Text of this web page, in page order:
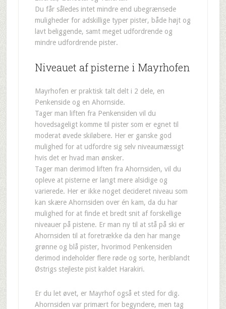
Du får således intet mindre end ubegrænsede
muligheder for adskillige typer pister, både højt og
lavt beliggende, samt meget udfordrende og
mindre udfordrende pister.
Niveauet af pisterne i Mayrhofen
Mayrhofen er praktisk talt delt i 2 dele, en
Penkenside og en Ahornside.
Tager man liften fra Penkensiden vil du
hovedsageligt komme til pister som er egnet til
moderat øvede skiløbere. Her er ganske god
mulighed for at udfordre sig selv niveaumæssigt
hvis det er hvad man ønsker.
Tager man derimod liften fra Ahornsiden, vil du
opleve at pisterne er langt mere alsidige og
varierede. Her er ikke noget decideret niveau som
kan skære Ahornsiden over én kam, da du har
mulighed for at finde et bredt snit af forskellige
niveauer på pistene. Er man ny til at stå på ski er
Ahornsiden til at foretrække da den har mange
grønne og blå pister, hvorimod Penkensiden
derimod indeholder flere røde og sorte, heriblandt
Østrigs stejleste pist kaldet Harakiri.
Er du let øvet, er Mayrhof også et sted for dig.
Ahornsiden var primært for begyndere, men tag